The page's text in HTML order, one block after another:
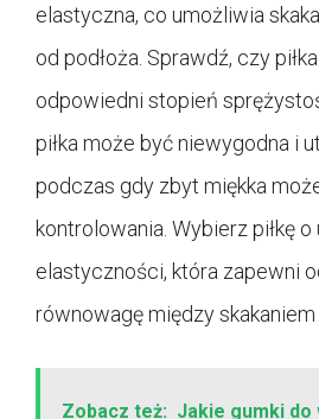
elastyczna, co umożliwia
od podłoża. Sprawdź, czy
odpowiedni stopień
piłka może być niewygodna i
podczas gdy zbyt miękka
kontrolowania. Wybierz piłkę
elastyczności, która zapewni
równowagę między skakaniem
Zobacz też: Jakie gumki do